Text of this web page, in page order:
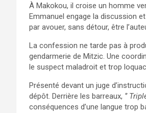
À Makokou, il croise un homme
Emmanuel engage la discussion
par avouer, sans détour, être
La confession ne tarde pas à
gendarmerie de Mitzic. Une
le suspect maladroit et trop
Présenté devant un juge
dépôt. Derrière les barreaux, ‘’
conséquences d’une langue trop